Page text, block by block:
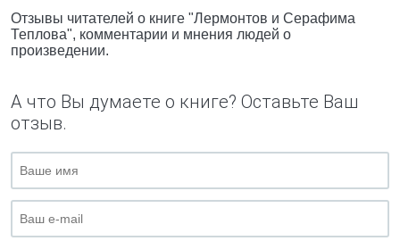
Отзывы читателей о книге "Лермонтов и Серафима
Теплова", комментарии и мнения людей о
произведении.
А что Вы думаете о книге? Оставьте Ваш
отзыв.